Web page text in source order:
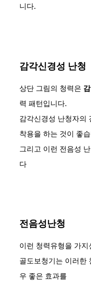
니다.
감각신경성 난청
상단 그림의 청력은
력 패턴입니다.
감각신경성 난청자의
착용을 하는 것이 좋
그리고 이런 전음성
다
전음성난청
이런 청력유형을 가
골도보청기는 이러한
우 좋은 효과를